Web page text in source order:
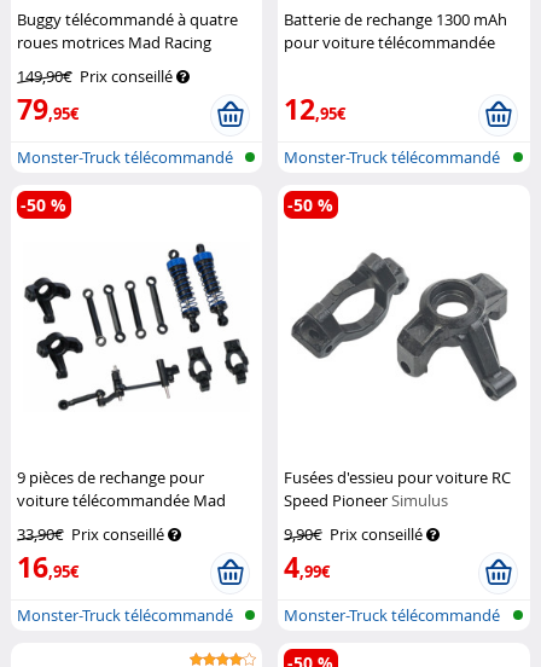
Buggy télécommandé à quatre
roues motrices Mad Racing
149,90€ Prix conseillé
79,95€
Monster-Truck télécommandé
Batterie de rechange 1300 mAh
pour voiture télécommandée
12,95€
Monster-Truck télécommandé
9 pièces de rechange pour
voiture télécommandée Mad
33,90€ Prix conseillé
16,95€
-50 %
Monster-Truck télécommandé
Fusées d'essieu pour voiture RC
Speed PioneerSimulus
9,90€ Prix conseillé
4,99€
-50 %
Monster-Truck télécommandé